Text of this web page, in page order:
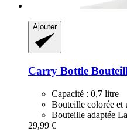
Ajouter
Carry Bottle
Capacité : 0,7 litre
Bouteille colorée et
Bouteille adaptée
29,99 €